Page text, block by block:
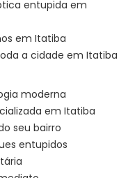
entupida em
em Itatiba
a cidade em Itatiba
moderna
em Itatiba
seu bairro
entupidos